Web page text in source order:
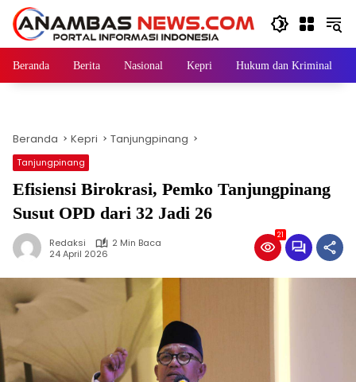
Langsung
konten
Beranda Berita Nasional Kepri Hukum dan Kriminal
Beranda Kepri Tanjungpinang
Tanjungpinang
Efisiensi Birokrasi, Pemko Tanjungpinang
Susut OPD dari 32 Jadi 26
Redaksi
2 Min Baca
24 April 2026
21